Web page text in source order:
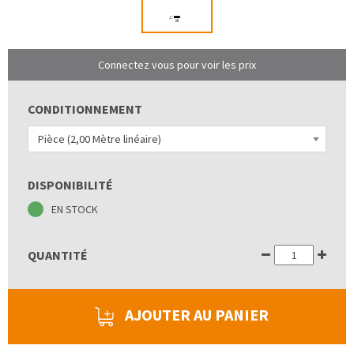
Connectez vous pour voir les prix
CONDITIONNEMENT
Pièce (2,00 Mètre linéaire)
DISPONIBILITÉ
EN STOCK
QUANTITÉ
AJOUTER AU PANIER